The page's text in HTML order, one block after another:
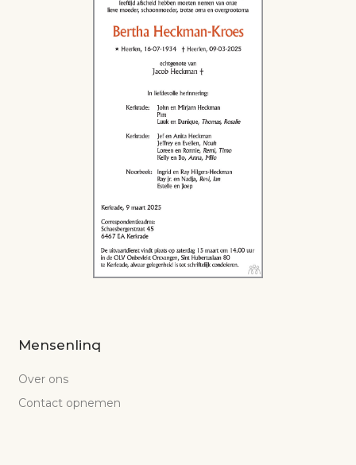
Mensenlinq
Over ons
Contact opnemen